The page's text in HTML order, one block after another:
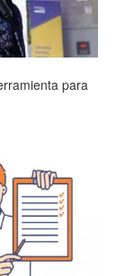
para